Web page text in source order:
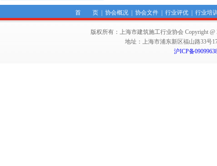
首 页| 协会概况| 协会文件| 行业评优| 行业培
版权所有：上海市建筑施工行业协会 Copyright @
地址：上海市浦东新区福山路33号
沪ICP备